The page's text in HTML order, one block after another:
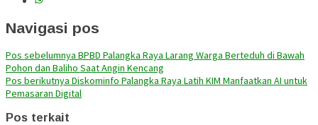
Navigasi pos
Pos sebelumnya BPBD Palangka Raya Larang Warga Berteduh di Bawah
Pohon dan Baliho Saat Angin Kencang
Pos berikutnya Diskominfo Palangka Raya Latih KIM Manfaatkan AI untuk
Pemasaran Digital
Pos terkait